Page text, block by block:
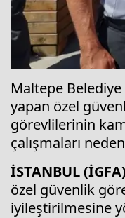
Maltepe
yapan özel
görevlilerinin
çalışmaları
İSTANBUL
özel güvenlik
iyileştirilmesine